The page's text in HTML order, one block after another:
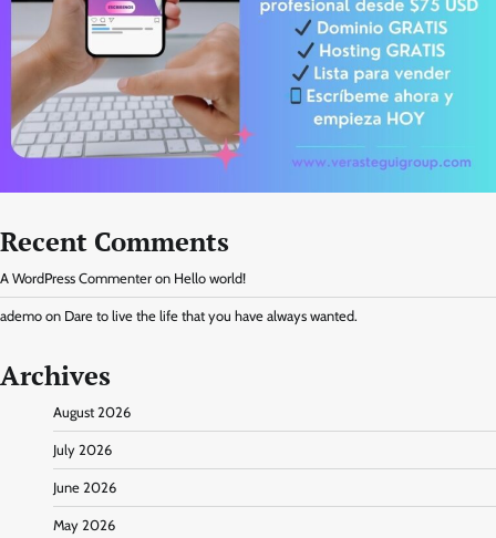
Recent Comments
A WordPress Commenter on Hello world!
ademo on Dare to live the life that you have always wanted.
Archives
August 2026
July 2026
June 2026
May 2026